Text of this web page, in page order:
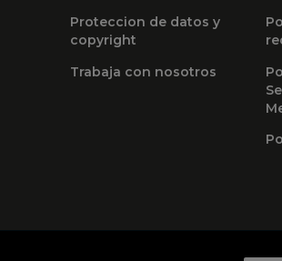
Proteccion de datos y
copyright
Trabaja con nosotros